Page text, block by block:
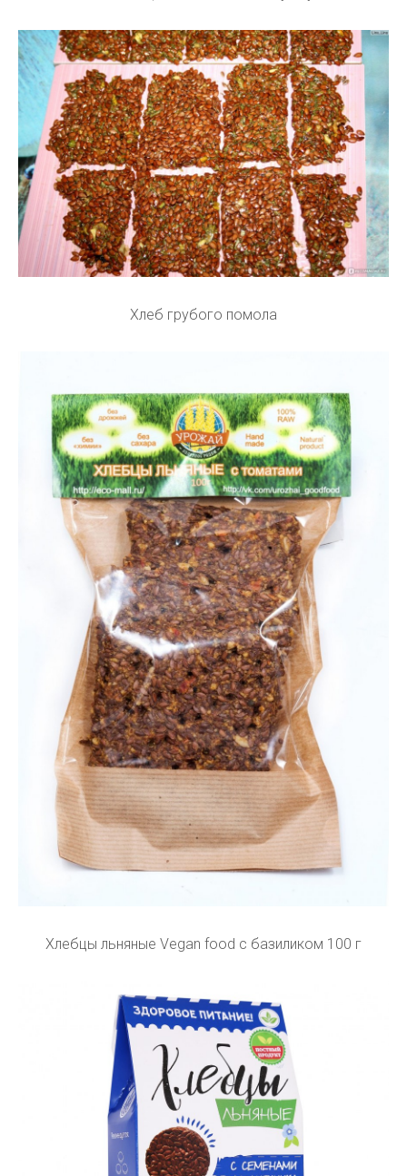
Хлеб грубого помола
Хлебцы льняные Vegan food с базиликом 100 г